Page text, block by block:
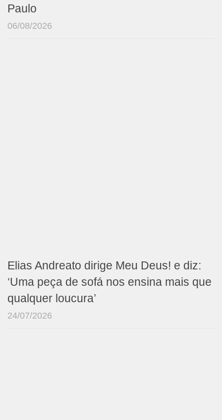
Paulo
06/08/2026
Elias Andreato dirige Meu Deus! e diz:
‘Uma peça de sofá nos ensina mais que
qualquer loucura’
24/07/2026